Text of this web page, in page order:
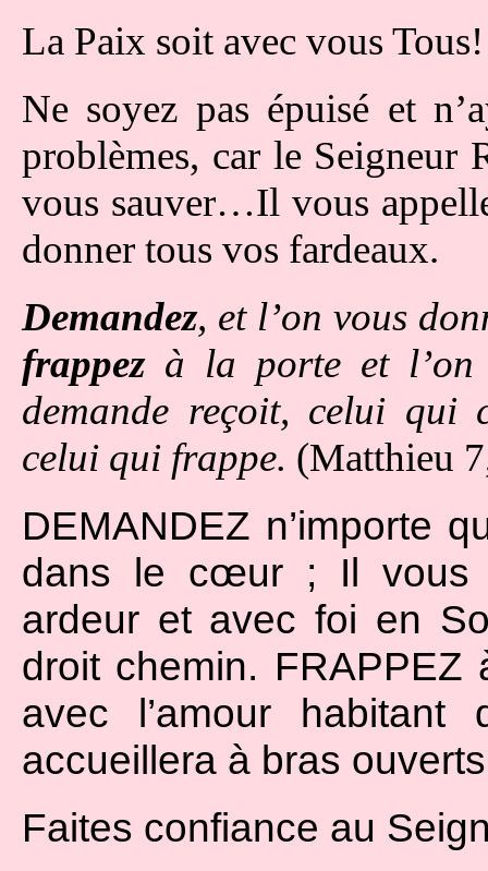
La Paix soit avec vous Tous!
Ne soyez pas épuisé et
problèmes, car le Seigneur
vous sauver…Il vous
donner tous vos fardeaux.
Demandez, et l’on vous
frappezà la porte et l’on
demande reçoit, celui qui
celui qui frappe. (Matthieu
DEMANDEZ n’importe
dans le cœur ; Il vous
ardeur et avec foi en
droit chemin.
avec l’amour
accueillera à bras
Faites confiance au